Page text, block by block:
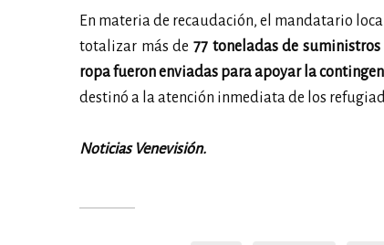
En materia de recaudación, el mandatario
totalizar más de 77 toneladas de suministros
ropa fueron enviadas para apoyar la
destinó a la atención inmediata de los
Noticias Venevisión.